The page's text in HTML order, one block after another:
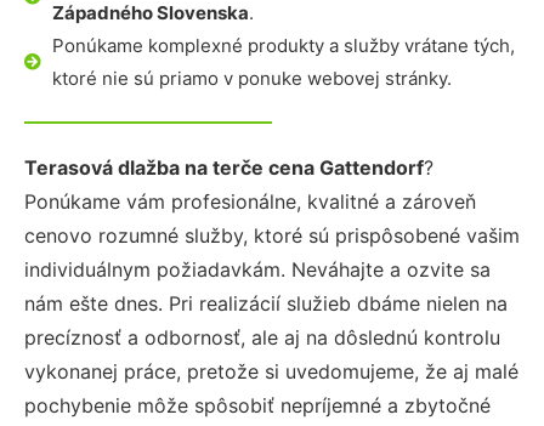
Západného Slovenska.
Ponúkame komplexné produkty a služby vrátane tých,
ktoré nie sú priamo v ponuke webovej stránky.
Terasová dlažba na terče cena Gattendorf?
Ponúkame vám profesionálne, kvalitné a zároveň
cenovo rozumné služby, ktoré sú prispôsobené vašim
individuálnym požiadavkám. Neváhajte a ozvite sa
nám ešte dnes. Pri realizácií služieb dbáme nielen na
precíznosť a odbornosť, ale aj na dôslednú kontrolu
vykonanej práce, pretože si uvedomujeme, že aj malé
pochybenie môže spôsobiť nepríjemné a zbytočné